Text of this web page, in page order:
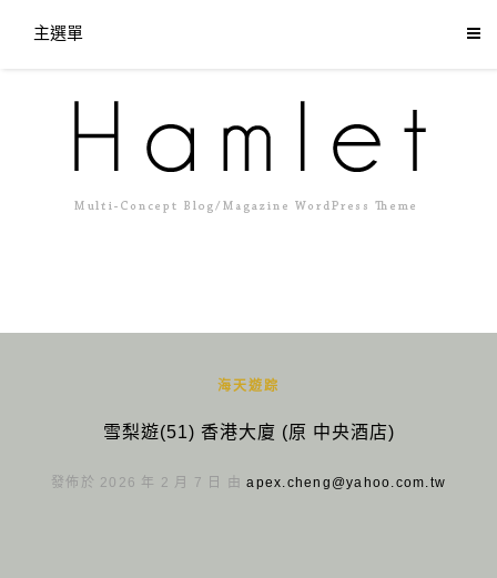
主選單
海天遊踪
雪梨遊(51) 香港大廈 (原 中央酒店)
發佈於 2026 年 2 月 7 日 由apex.cheng@yahoo.com.tw